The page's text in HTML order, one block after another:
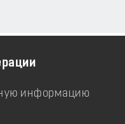
информацию